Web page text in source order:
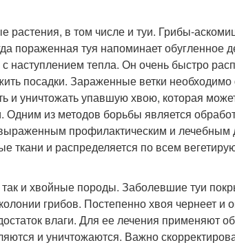
растения, в том числе и туи. Грибы-
пораженная туя напоминает обугленное
наступлением тепла. Он очень быстро
посадки. Зараженные ветки необходимо
и уничтожать упавшую хвою, которая
из методов борьбы является
профилактическим и лечебным
ткани и распределяется по всем
и хвойные породы. Заболевшие туи
грибов. Постепенно хвоя чернеет и
влаги. Для ее лечения применяют
и уничтожаются. Важно